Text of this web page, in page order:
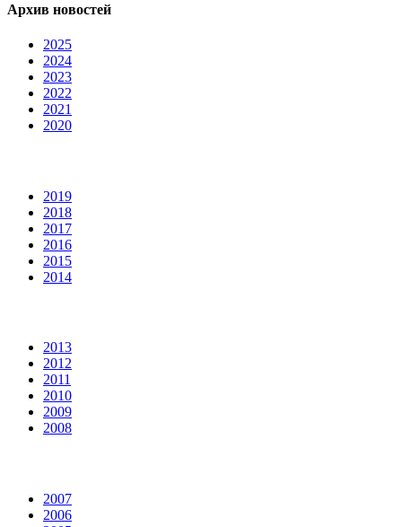
Архив новостей
2025
2024
2023
2022
2021
2020
2019
2018
2017
2016
2015
2014
2013
2012
2011
2010
2009
2008
2007
2006